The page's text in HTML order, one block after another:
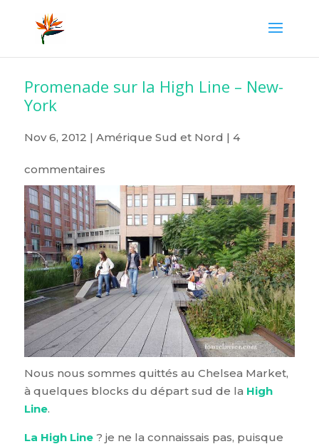
Promenade sur la High Line – New-
York
Nov 6, 2012 | Amérique Sud et Nord | 4
commentaires
Nous nous sommes quittés au Chelsea Market,
à quelques blocks du départ sud de la High
Line.
La High Line? je ne la connaissais pas, puisque